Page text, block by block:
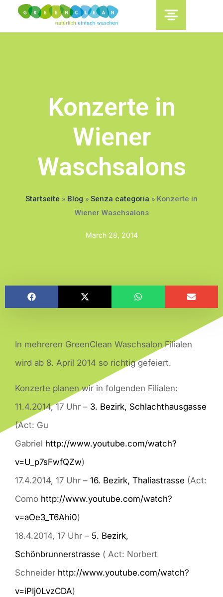
content
Konzerte in
Wiener
Waschsalons
Startseite » Blog » Senza categoria » Konzerte in
Wiener Waschsalons
March 28, 2014
In mehreren GreenClean Waschsalon Filialen
wird ab 8. April 2014 so richtig gefeiert.
Konzerte planen wir in folgenden Filialen:
11.4.2014, 17 Uhr – 3. Bezirk, Schlachthausgasse
(Act: Gu
Gabriel http://www.youtube.com/watch?
v=U_p7sFwfQZw)
17.4.2014, 17 Uhr – 16. Bezirk, Thaliastrasse (Act:
Como http://www.youtube.com/watch?
v=aOe3_T6Ahi0)
18.4.2014, 17 Uhr – 5. Bezirk,
Schönbrunnerstrasse ( Act: Norbert
Schneider http://www.youtube.com/watch?
v=iPIj0LvzCDA)